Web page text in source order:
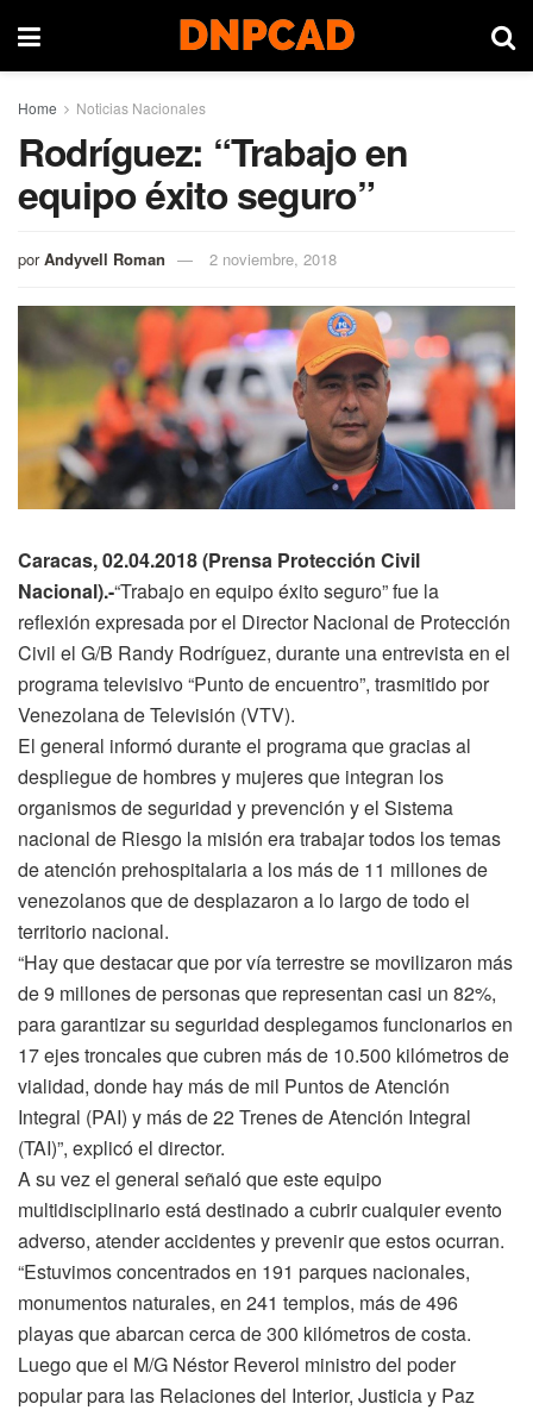
Home Noticias Nacionales
Rodríguez: “Trabajo en
equipo éxito seguro”
por Andyvell Roman 2 noviembre, 2018
Caracas, 02.04.2018 (Prensa Protección Civil
Nacional).-“Trabajo en equipo éxito seguro” fue la
reflexión expresada por el Director Nacional de Protección
Civil el G/B Randy Rodríguez, durante una entrevista en el
programa televisivo “Punto de encuentro”, trasmitido por
Venezolana de Televisión (VTV).
El general informó durante el programa que gracias al
despliegue de hombres y mujeres que integran los
organismos de seguridad y prevención y el Sistema
nacional de Riesgo la misión era trabajar todos los temas
de atención prehospitalaria a los más de 11 millones de
venezolanos que de desplazaron a lo largo de todo el
territorio nacional.
“Hay que destacar que por vía terrestre se movilizaron más
de 9 millones de personas que representan casi un 82%,
para garantizar su seguridad desplegamos funcionarios en
17 ejes troncales que cubren más de 10.500 kilómetros de
vialidad, donde hay más de mil Puntos de Atención
Integral (PAI) y más de 22 Trenes de Atención Integral
(TAI)”, explicó el director.
A su vez el general señaló que este equipo
multidisciplinario está destinado a cubrir cualquier evento
adverso, atender accidentes y prevenir que estos ocurran.
“Estuvimos concentrados en 191 parques nacionales,
monumentos naturales, en 241 templos, más de 496
playas que abarcan cerca de 300 kilómetros de costa.
Luego que el M/G Néstor Reverol ministro del poder
popular para las Relaciones del Interior, Justicia y Paz